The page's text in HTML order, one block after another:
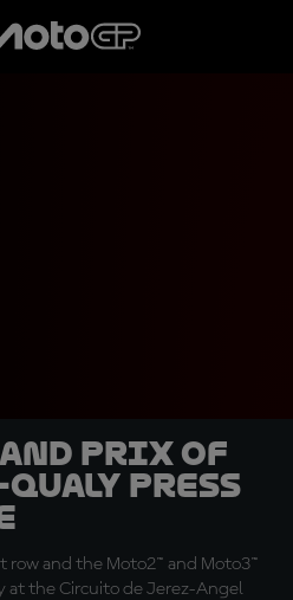
Prix of
Press
row and the Moto2™ and Moto3™
at the Circuito de Jerez-Angel